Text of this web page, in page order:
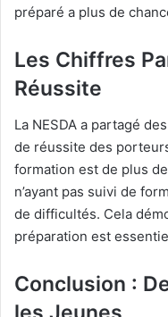
préparé a plus de
Les Chiffres
Réussite
La NESDA a partagé
de réussite des
formation est de plus
n’ayant pas suivi de
de difficultés. Cela
préparation est
Conclusion :